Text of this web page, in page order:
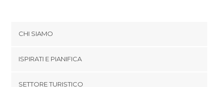
Tarquinia
Fonte Nuova
Ciampino
CHI SIAMO
ISPIRATI E PIANIFICA
SETTORE TURISTICO